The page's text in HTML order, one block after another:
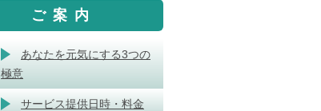
ご案内
あなたを元気にする3つの
極意
サービス提供日時・料金